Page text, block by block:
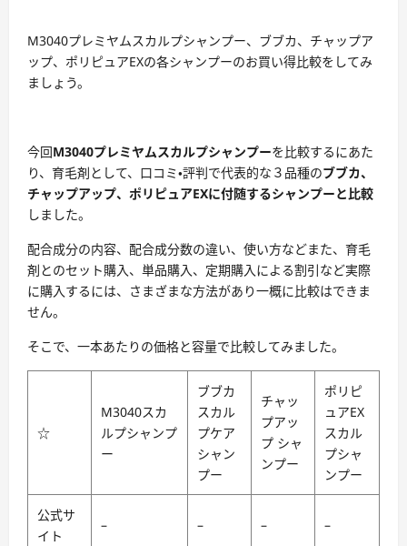
M3040プレミヤムスカルプシャンプー、ブブカ、チャップア
ップ、ポリピュアEXの各シャンプーのお買い得比較をしてみ
ましょう。
今回M3040プレミヤムスカルプシャンプーを比較するにあた
り、育毛剤として、口コミ・評判で代表的な３品種のブブカ、
チャップアップ、ポリピュアEXに付随するシャンプーと比較
しました。
配合成分の内容、配合成分数の違い、使い方などまた、育毛
剤とのセット購入、単品購入、定期購入による割引など実際
に購入するには、さまざまな方法があり一概に比較はできま
せん。
そこで、一本あたりの価格と容量で比較してみました。
☆
M3040スカ
ルプシャンプ
ー
ブブカ
スカル
プケア
シャン
プー
チャッ
プアッ
プ シャ
ンプー
ポリピ
ュアEX
スカル
プシャ
ンプー
公式サ
イト
– – – –